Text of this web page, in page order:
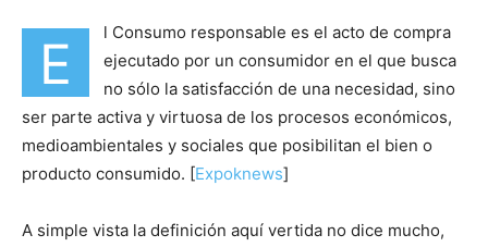
E
l Consumo responsable es el acto de compra
ejecutado por un consumidor en el que busca
no sólo la satisfacción de una necesidad, sino
ser parte activa y virtuosa de los procesos económicos,
medioambientales y sociales que posibilitan el bien o
producto consumido. [Expoknews]
A simple vista la definición aquí vertida no dice mucho,